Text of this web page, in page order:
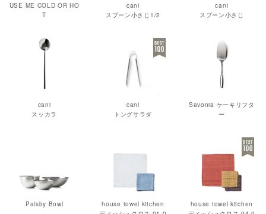
USE ME COLD OR HO
T
cani
スプーン小さじ1/2
cani
スプーン小さじ
cani
スッカラ
cani
トングサラダ
Savonia ケーキリフタ
ー
Palsby Bowl
house towel kitchen
house towel kitchen